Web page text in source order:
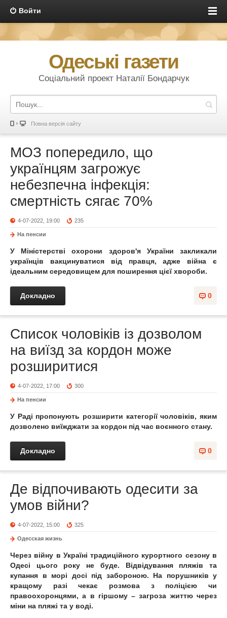
Войти
Одеські газети
Соціальний проект Наталії Бондарчук
Повна версія сайту
МОЗ попередило, що
українцям загрожує
небезпечна інфекція:
смертність сягає 70%
4-07-2022, 19:00 235
На пенсии
У Міністерстві охорони здоров'я України закликали
українців вакцинуватися від правця, адже війна є
ідеальним середовищем для поширення цієї хвороби.
0
Докладно
Список чоловіків із дозволом
на виїзд за кордон може
розширитися
4-07-2022, 17:00 300
На пенсии
У Раді пропонують розширити категорії чоловіків, яким
дозволено виїжджати за кордон під час воєнного стану.
0
Докладно
Де відпочивають одесити за
умов війни?
4-07-2022, 15:00 325
Одесская жизнь
Через війну в Україні традиційного курортного сезону в
Одесі цього року не буде. Відвідування пляжів та
купання в морі досі під забороною. На порушників у
кращому разі чекає розмова з поліцією чи
правоохоронцями, а в гіршому – загроза життю через
міни на пляжі та у воді.